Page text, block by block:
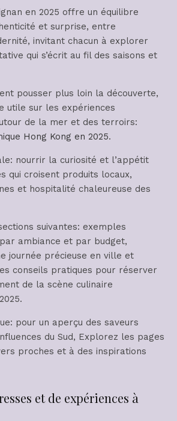
en 2025 offre un équilibre
et surprise, entre
invitant chacun à explorer
qui s’écrit au fil des saisons et
pousser plus loin la découverte,
utile sur les expériences
de la mer et des terroirs:
Hong Kong en 2025.
nourrir la curiosité et l’appétit
qui croisent produits locaux,
et hospitalité chaleureuse des
suivantes: exemples
ambiance et par budget,
journée précieuse en ville et
conseils pratiques pour réserver
de la scène culinaire
pour un aperçu des saveurs
du Sud, Explorez les pages
proches et à des inspirations
et de expériences à